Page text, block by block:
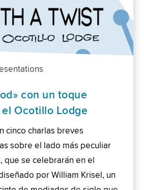
con un toque
Ocotillo Lodge
cinco charlas breves
sobre el lado más peculiar
que se celebrarán en el
por William Krisel, un